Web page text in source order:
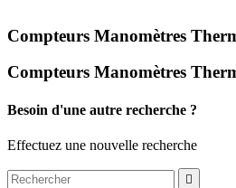
Compteurs Manomètres
Compteurs Manomètres
Besoin d'une autre recherche ?
Effectuez une nouvelle recherche
